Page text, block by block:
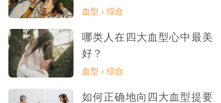
界。他们可以通过分享个人经历、谈论兴趣
爱好等方式，来增进与对方的了解和信任。
信息过载，难以专注聊天
AB血型的人通常拥有丰富的知识储备和
血型 › 综合
哪类人在四大血型心中最美
好？
血型 › 综合
如何正确地向四大血型提要